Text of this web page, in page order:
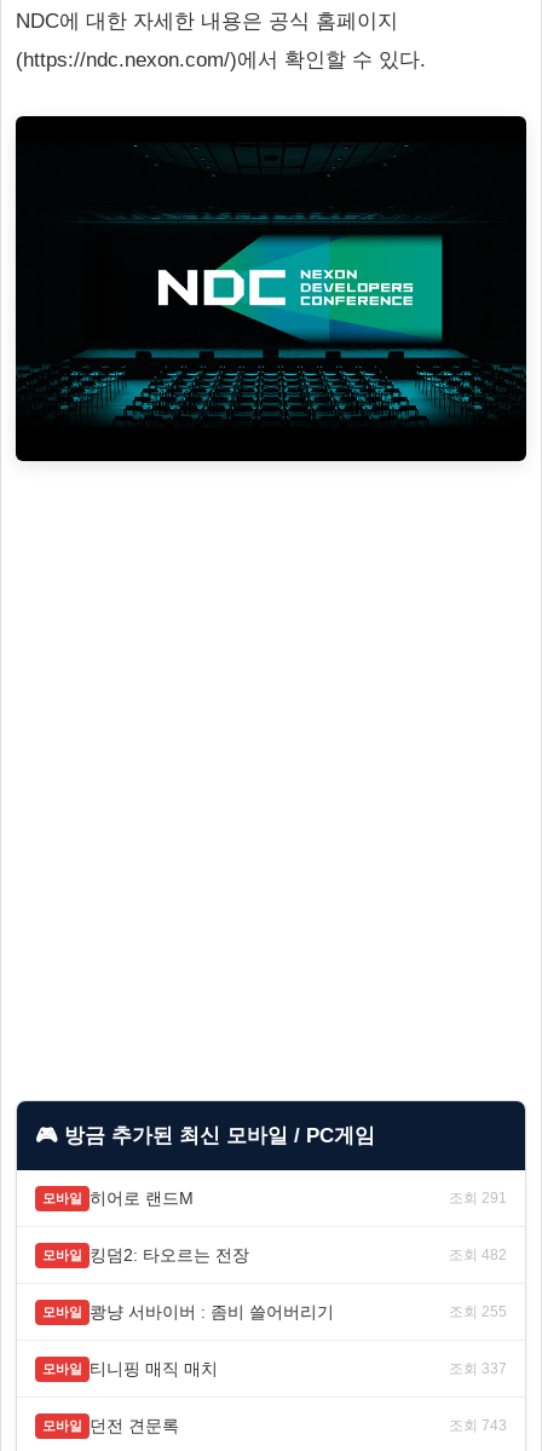
NDC에 대한 자세한 내용은 공식 홈페이지
(https://ndc.nexon.com/)에서 확인할 수 있다.
🎮 방금 추가된 최신 모바일 / PC게임
모바일 히어로 랜드M 조회 291
모바일 킹덤2: 타오르는 전장 조회 482
모바일 쾅냥 서바이버 : 좀비 쓸어버리기 조회 255
모바일 티니핑 매직 매치 조회 337
모바일 던전 견문록 조회 743